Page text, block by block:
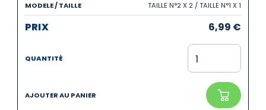
TAILLE N°2 X 2 / TAILLE N°1 X 1
6,99 €